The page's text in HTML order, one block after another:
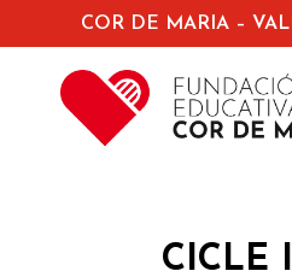
COR DE MARIA –
CICLE